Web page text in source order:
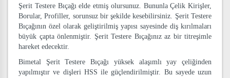
Şerit Testere Bıçağı elde etmiş olursunuz. Bununla Çelik Kirişler,
Borular, Profiller, sorunsuz bir şekilde kesebilirsiniz. Şerit Testere
Bıçağının özel olarak geliştirilmiş yapısı sayesinde diş kırılmaları
büyük çapta önlenmiştir. Şerit Testere Bıçağınız az bir titreşimle
hareket edecektir.
Bimetal Şerit Testere Bıçağı yüksek alaşımlı yay çeliğinden
yapılmıştır ve dişleri HSS ile güçlendirilmiştir. Bu sayede uzun